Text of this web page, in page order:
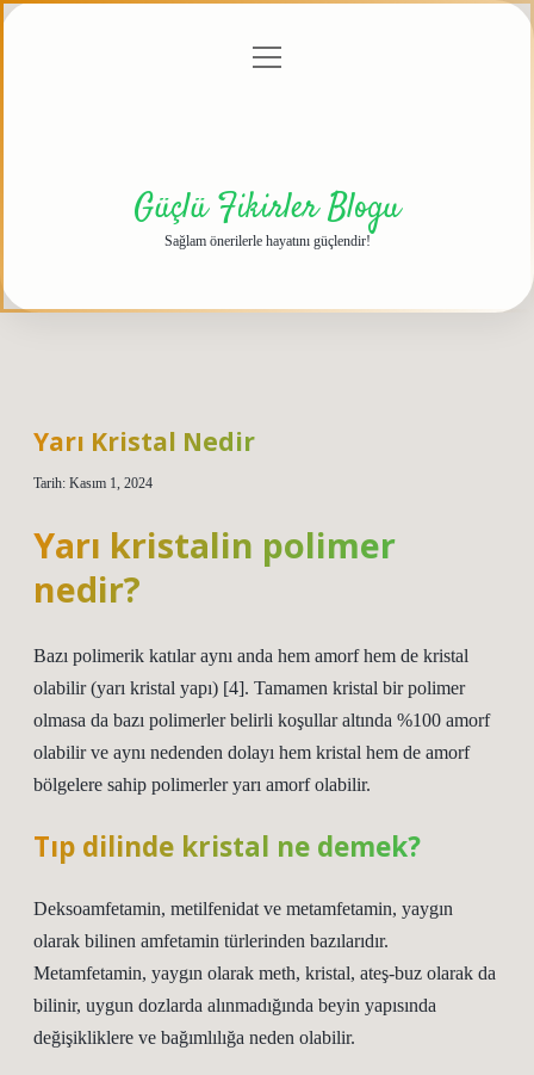
menüyü
Güçlü Fikirler Blogu
Sağlam önerilerle hayatını güçlendir!
Yarı Kristal Nedir
Tarih: Kasım 1, 2024
Yarı kristalin polimer
nedir?
Bazı polimerik katılar aynı anda hem amorf hem de kristal
olabilir (yarı kristal yapı) [4]. Tamamen kristal bir polimer
olmasa da bazı polimerler belirli koşullar altında %100 amorf
olabilir ve aynı nedenden dolayı hem kristal hem de amorf
bölgelere sahip polimerler yarı amorf olabilir.
Tıp dilinde kristal ne demek?
Deksoamfetamin, metilfenidat ve metamfetamin, yaygın
olarak bilinen amfetamin türlerinden bazılarıdır.
Metamfetamin, yaygın olarak meth, kristal, ateş-buz olarak da
bilinir, uygun dozlarda alınmadığında beyin yapısında
değişikliklere ve bağımlılığa neden olabilir.